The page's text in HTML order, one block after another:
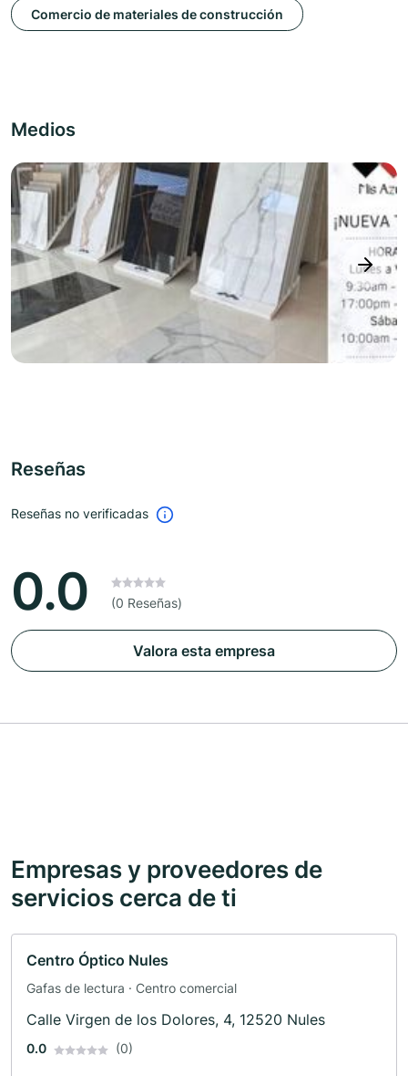
Comercio de materiales de construcción
Medios
next
Reseñas
Reseñas no verificadas
0.0 (0 Reseñas)
Valora esta empresa
Empresas y proveedores de
servicios cerca de ti
Centro Óptico Nules
Gafas de lectura · Centro comercial
Calle Virgen de los Dolores, 4, 12520 Nules
0.0 (0)